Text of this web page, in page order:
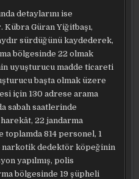
detaylarını ise
Güran Yiğitbaşı,
sürdüğünü kaydederek,
bölgesinde 22 olmak
uyuşturucu madde ticareti
başta olmak üzere
için 130 adrese arama
sabah saatlerinde
22 jandarma
toplamda 814 personel, 1
narkotik dedektör köpeğinin
yapılmış, polis
bölgesinde 19 şüpheli